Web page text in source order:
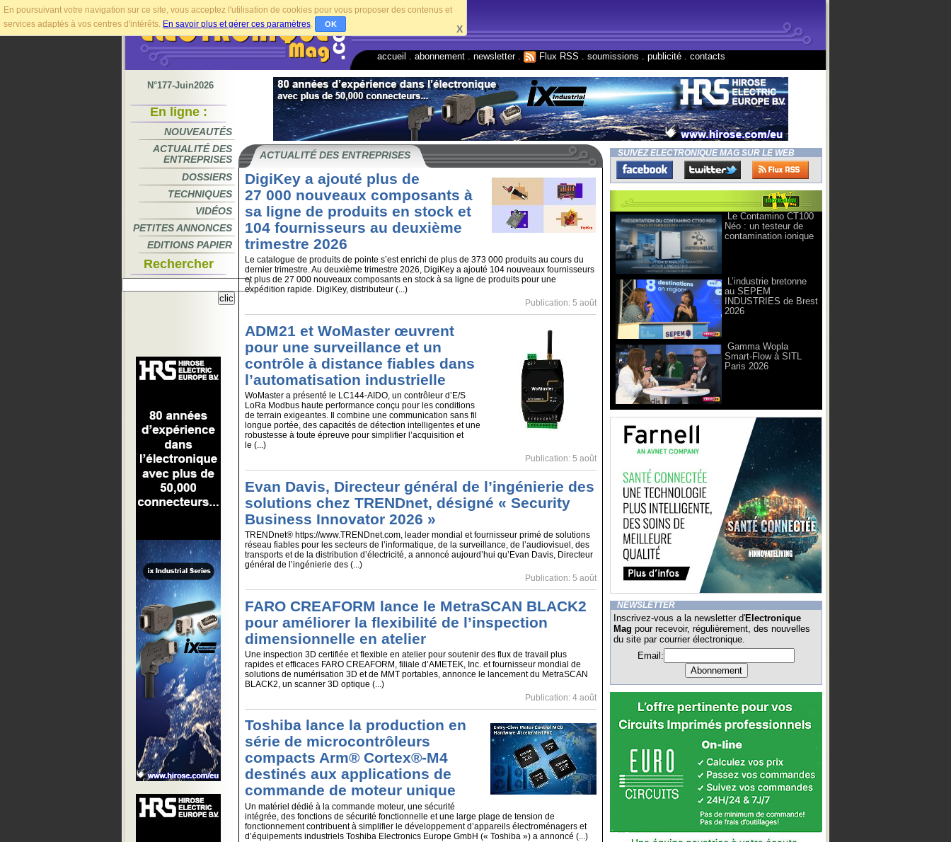
En poursuivant votre navigation sur ce site, vous acceptez l'utilisation de cookies pour vous proposer des contenus et
services adaptés à vos centres d'intérêts. En savoir plus et gérer ces paramètres. OK X
accueil abonnement newsletter. Flux RSS soumissions publicité contacts
N°177-Juin2026
En ligne :
NOUVEAUTÉS
ACTUALITÉ DES
ENTREPRISES
DOSSIERS
TECHNIQUES
VIDÉOS
PETITES ANNONCES
EDITIONS PAPIER
Rechercher
ACTUALITÉ DES ENTREPRISES
DigiKey a ajouté plus de
27 000 nouveaux composants à
sa ligne de produits en stock et
104 fournisseurs au deuxième
trimestre 2026
Le catalogue de produits de pointe s’est enrichi de plus de 373 000 produits au cours du
dernier trimestre. Au deuxième trimestre 2026, DigiKey a ajouté 104 nouveaux fournisseurs
et plus de 27 000 nouveaux composants en stock à sa ligne de produits pour une
expédition rapide. DigiKey, distributeur (...)
Publication: 5 août
ADM21 et WoMaster œuvrent
pour une surveillance et un
contrôle à distance fiables dans
l’automatisation industrielle
WoMaster a présenté le LC144-AIDO, un contrôleur d’E/S
LoRa Modbus haute performance conçu pour les conditions
de terrain exigeantes. Il combine une communication sans fil
longue portée, des capacités de détection intelligentes et une
robustesse à toute épreuve pour simplifier l’acquisition et
le (...)
Publication: 5 août
Evan Davis, Directeur général de l’ingénierie des
solutions chez TRENDnet, désigné « Security
Business Innovator 2026 »
TRENDnet® https://www.TRENDnet.com, leader mondial et fournisseur primé de solutions
réseau fiables pour les secteurs de l’informatique, de la surveillance, de l’audiovisuel, des
transports et de la distribution d’électricité, a annoncé aujourd’hui qu’Evan Davis, Directeur
général de l’ingénierie des (...)
Publication: 5 août
FARO CREAFORM lance le MetraSCAN BLACK2
pour améliorer la flexibilité de l’inspection
dimensionnelle en atelier
Une inspection 3D certifiée et flexible en atelier pour soutenir des flux de travail plus
rapides et efficaces FARO CREAFORM, filiale d’AMETEK, Inc. et fournisseur mondial de
solutions de numérisation 3D et de MMT portables, annonce le lancement du MetraSCAN
BLACK2, un scanner 3D optique (...)
Publication: 4 août
Toshiba lance la production en
série de microcontrôleurs
compacts Arm® Cortex®-M4
destinés aux applications de
commande de moteur unique
Un matériel dédié à la commande moteur, une sécurité
intégrée, des fonctions de sécurité fonctionnelle et une large plage de tension de
fonctionnement contribuent à simplifier le développement d’appareils électroménagers et
d’équipements industriels Toshiba Electronics Europe GmbH (« Toshiba ») a annoncé (...)
SUIVEZ ELECTRONIQUE MAG SUR LE WEB
Le Contamino CT100
Néo : un testeur de
contamination ionique
L’industrie bretonne
au SEPEM
INDUSTRIES de Brest
2026
Gamma Wopla
Smart-Flow à SITL
Paris 2026
NEWSLETTER
Inscrivez-vous a la newsletter d'Electronique
Mag pour recevoir, régulièrement, des nouvelles
du site par courrier électronique.
Email: